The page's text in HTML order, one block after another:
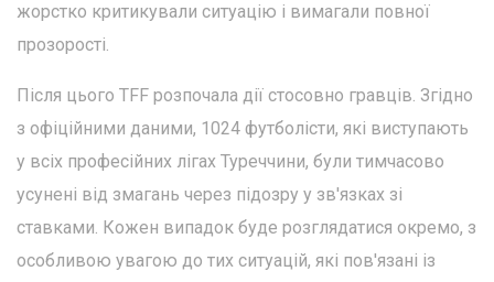
жорстко критикували ситуацію і вимагали повної
прозорості.
Після цього TFF розпочала дії стосовно гравців. Згідно
з офіційними даними, 1024 футболісти, які виступають
у всіх професійних лігах Туреччини, були тимчасово
усунені від змагань через підозру у зв'язках зі
ставками. Кожен випадок буде розглядатися окремо, з
особливою увагою до тих ситуацій, які пов'язані із